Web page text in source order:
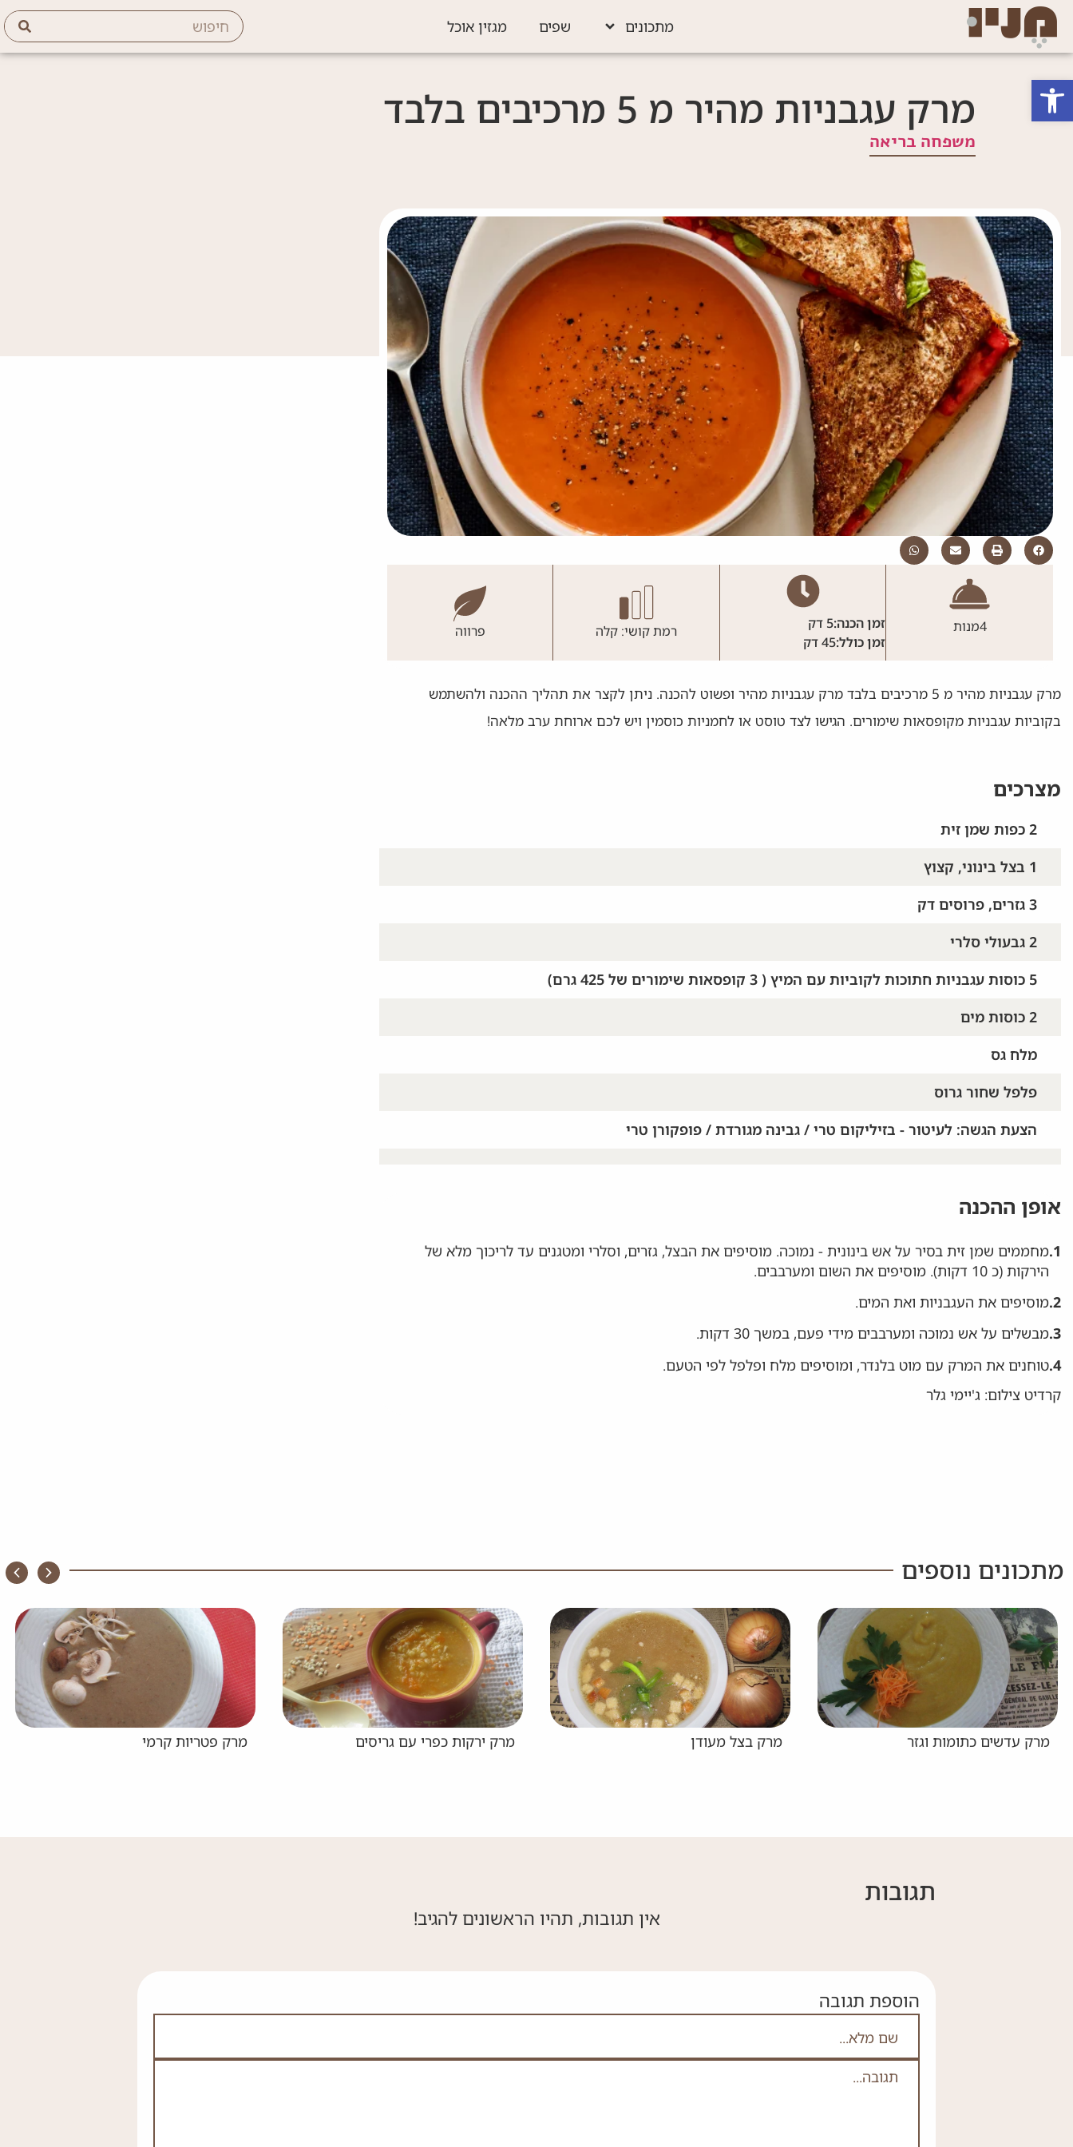
פתח סרגל נגישות
מתכונים שפים מגזין אוכל
מרק עגבניות מהיר מ 5 מרכיבים בלבד
משפחה בריאה
4מנות זמן הכנה:5 דק
זמן כולל:45 דק
רמת קושי: קלה פרווה
מרק עגבניות מהיר מ 5 מרכיבים בלבד מרק עגבניות מהיר ופשוט להכנה. ניתן לקצר את תהליך ההכנה ולהשתמש
בקוביות עגבניות מקופסאות שימורים. הגישו לצד טוסט או לחמניות כוסמין ויש לכם ארוחת ערב מלאה!
מצרכים
2 כפות שמן זית
1 בצל בינוני, קצוץ
3 גזרים, פרוסים דק
2 גבעולי סלרי
5 כוסות עגבניות חתוכות לקוביות עם המיץ ( 3 קופסאות שימורים של 425 גרם)
2 כוסות מים
מלח גס
פלפל שחור גרוס
הצעת הגשה: לעיטור - בזיליקום טרי / גבינה מגורדת / פופקורן טרי
אופן ההכנה
1. מחממים שמן זית בסיר על אש בינונית - נמוכה. מוסיפים את הבצל, גזרים, וסלרי ומטגנים עד לריכוך מלא של
הירקות (כ 10 דקות). מוסיפים את השום ומערבבים.
2. מוסיפים את העגבניות ואת המים.
3. מבשלים על אש נמוכה ומערבבים מידי פעם, במשך 30 דקות.
4. טוחנים את המרק עם מוט בלנדר, ומוסיפים מלח ופלפל לפי הטעם.
קרדיט צילום: ג'יימי גלר
מתכונים נוספים
מרק בצל מעודן מרק ירקות כפרי עם גריסים מרק פטריות קרמי מרק עגבניות קרמי עם
תגובות
אין תגובות, תהיו הראשונים להגיב!
אם אתה לא רובוט אל תמלא את השדה הזה
הוספת תגובה
שם מלא
תגובה*